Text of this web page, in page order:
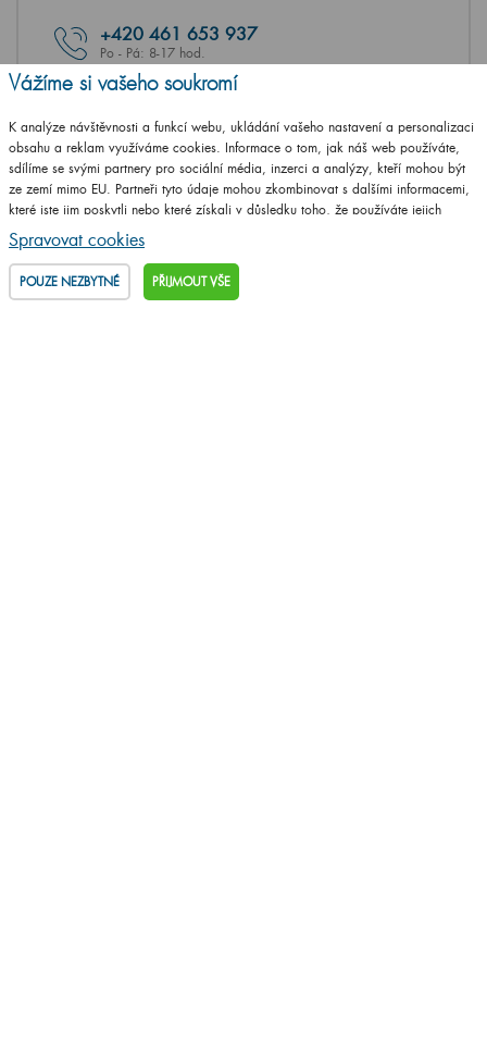
+420 461 653 937
Po - Pá: 8-17 hod.
info@drevojas.cz
NAPIŠTE VÁŠ DOTAZ
Vážíme si vašeho soukromí
K analýze návštěvnosti a funkcí webu, ukládání vašeho nastavení a personalizaci
obsahu a reklam využíváme cookies. Informace o tom, jak náš web používáte,
sdílíme se svými partnery pro sociální média, inzerci a analýzy, kteří mohou být
ze zemí mimo EU. Partneři tyto údaje mohou zkombinovat s dalšími informacemi,
které jste jim poskytli nebo které získali v důsledku toho, že používáte jejich
služby.
Podrobné informace
Spravovat cookies
POUZE NEZBYTNÉ PŘIJMOUT VŠE